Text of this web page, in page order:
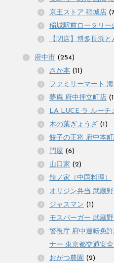
京王ストア 稲城店
稲城駅前ロータリー
【閉店】博多長浜
府中市 (254)
さか本 (11)
ファミリーマート
夢庵 府中押立町店
LA LUCE ラ ルーチ
木の葉ぎょうざ (1)
餃子の王将 府中本
門屋 (6)
山口家 (2)
龍ノ家（中国料理）
オリジン弁当 武蔵
ジャスマン (1)
モスバーガー 武蔵
警視庁 府中運転免
ナー 東京都交通安
おがつ農園 (2)